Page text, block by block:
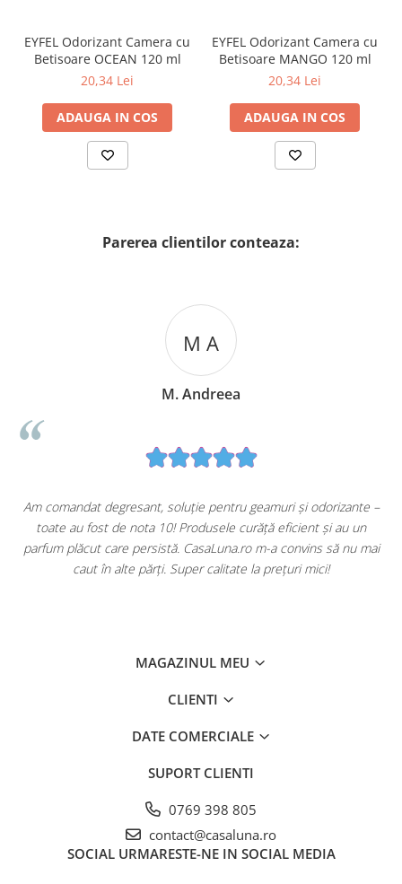
EYFEL Odorizant Camera cu
Betisoare OCEAN 120 ml
20,34 Lei
ADAUGA IN COS
EYFEL Odorizant Camera cu
Betisoare MANGO 120 ml
20,34 Lei
ADAUGA IN COS
Parerea clientilor conteaza:
M A
M. Andreea
Am comandat degresant, soluție pentru geamuri și odorizante –
toate au fost de nota 10! Produsele curăță eficient și au un
parfum plăcut care persistă. CasaLuna.ro m-a convins să nu mai
caut în alte părți. Super calitate la prețuri mici!
MAGAZINUL MEU
CLIENTI
DATE COMERCIALE
SUPORT CLIENTI
0769 398 805
contact@casaluna.ro
SOCIAL URMARESTE-NE IN SOCIAL MEDIA